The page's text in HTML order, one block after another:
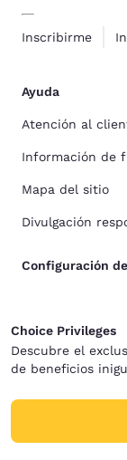
Inscribirme
Ayuda
Atención al
Información de
Mapa del sitio
Divulgación
Configuración
Choice Privileges
Descubre el
de beneficios